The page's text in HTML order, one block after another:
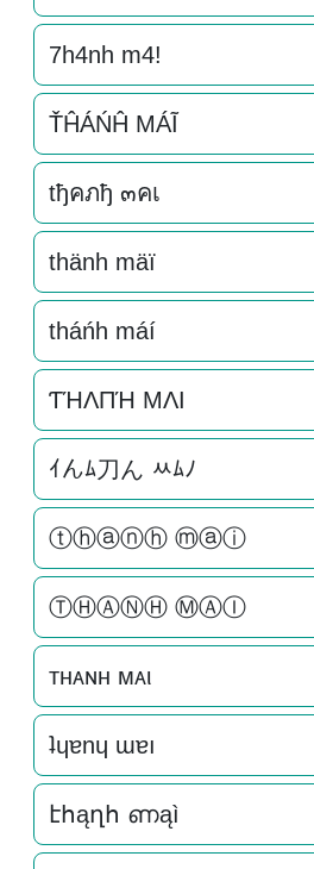
7h4nh m4!
ŤĤÁŃĤ MÁĨ
tђคภђ ๓คเ
thänh mäï
tháńh máí
ƬΉΛПΉ MΛI
ｲんﾑ刀ん ﾶﾑﾉ
ⓣⓗⓐⓝⓗ ⓜⓐⓘ
ⓉⒽⒶⓃⒽ ⓂⒶⒾ
тнᴀɴн мᴀι
ʇɥɐnɥ ɯɐı
էհąղհ ണąì